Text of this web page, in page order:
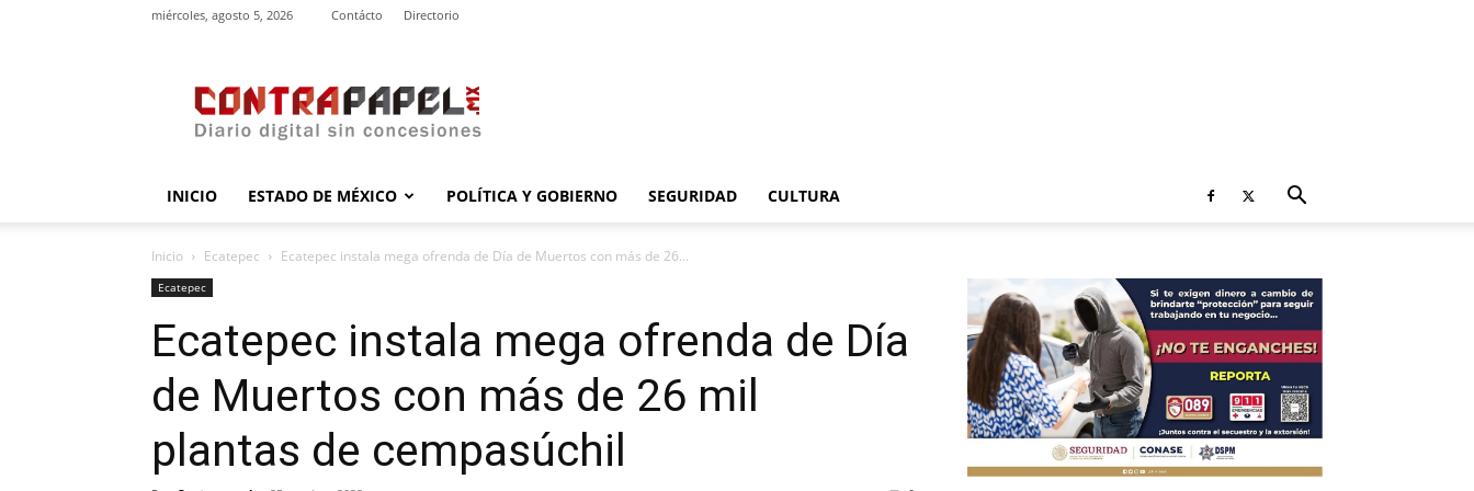
miércoles, agosto 5, 2026 Contácto Directorio
INICIO ESTADO DE MÉXICO POLÍTICA Y GOBIERNO SEGURIDAD CULTURA
Inicio Ecatepec Ecatepec instala mega ofrenda de Día de Muertos con más de 26...
Ecatepec
Ecatepec instala mega ofrenda de Día
de Muertos con más de 26 mil
plantas de cempasúchil